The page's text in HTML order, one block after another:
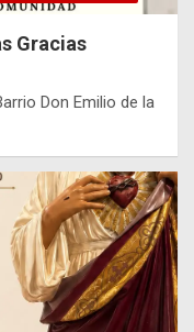
Gracias
Don Emilio de la